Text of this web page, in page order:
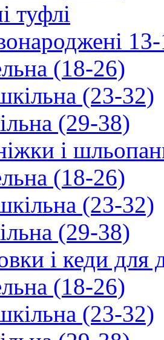
туфлі
(18-26)
(23-32)
(29-38)
і
(18-26)
(23-32)
(29-38)
і кеди для
(18-26)
(23-32)